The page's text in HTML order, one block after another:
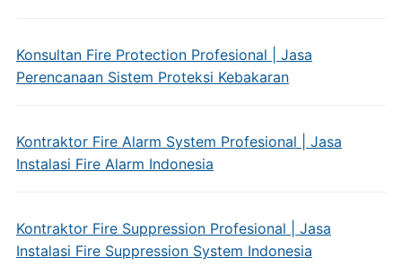
Konsultan Fire Protection Profesional | Jasa
Perencanaan Sistem Proteksi Kebakaran
Kontraktor Fire Alarm System Profesional | Jasa
Instalasi Fire Alarm Indonesia
Kontraktor Fire Suppression Profesional | Jasa
Instalasi Fire Suppression System Indonesia